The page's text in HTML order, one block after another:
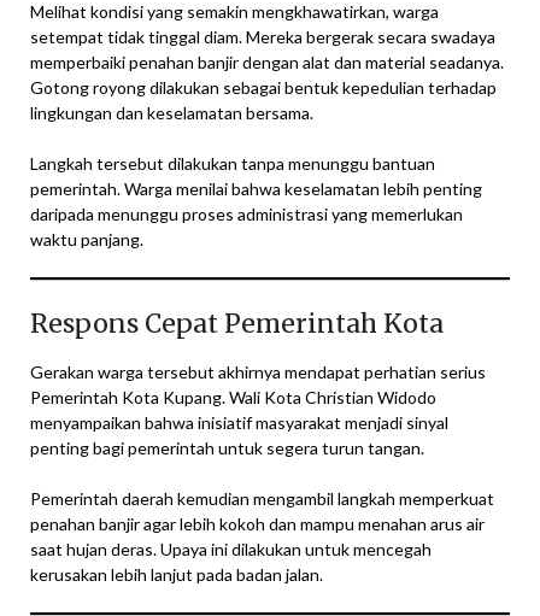
Melihat kondisi yang semakin mengkhawatirkan, warga
setempat tidak tinggal diam. Mereka bergerak secara swadaya
memperbaiki penahan banjir dengan alat dan material seadanya.
Gotong royong dilakukan sebagai bentuk kepedulian terhadap
lingkungan dan keselamatan bersama.
Langkah tersebut dilakukan tanpa menunggu bantuan
pemerintah. Warga menilai bahwa keselamatan lebih penting
daripada menunggu proses administrasi yang memerlukan
waktu panjang.
Respons Cepat Pemerintah Kota
Gerakan warga tersebut akhirnya mendapat perhatian serius
Pemerintah Kota Kupang. Wali Kota Christian Widodo
menyampaikan bahwa inisiatif masyarakat menjadi sinyal
penting bagi pemerintah untuk segera turun tangan.
Pemerintah daerah kemudian mengambil langkah memperkuat
penahan banjir agar lebih kokoh dan mampu menahan arus air
saat hujan deras. Upaya ini dilakukan untuk mencegah
kerusakan lebih lanjut pada badan jalan.